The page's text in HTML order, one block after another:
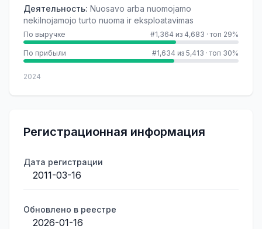
Деятельность: Nuosavo arba nuomojamo
nekilnojamojo turto nuoma ir eksploatavimas
По выручке #1,364 из 4,683 ·топ 29%
По прибыли #1,634 из 5,413 ·топ 30%
2024
Регистрационная информация
Дата регистрации
2011-03-16
Обновлено в реестре
2026-01-16